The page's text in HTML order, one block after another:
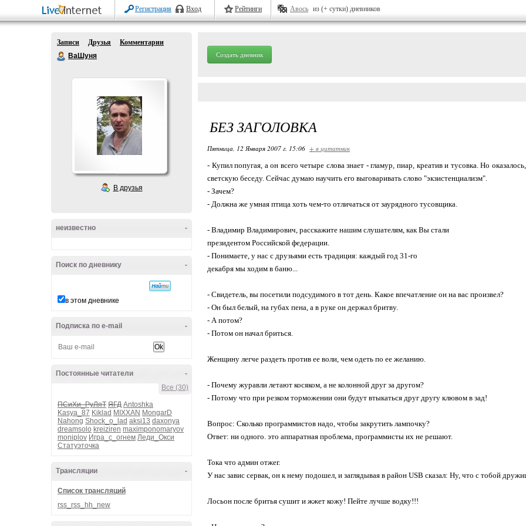
Регистрация Вход Рейтинги Авось из (+ сутки) дневников
Записи Друзья
Комментарии
ВаШуня
В друзья
-
неизвестно
-
Поиск по дневнику
в этом дневнике
-
Подписка по e-mail
-
Постоянные читатели
Все (30)
ПСиХи_РуЛяТ ЯГД Antoshka
Kasya_87 Kiklad MIXXAN MongarD
Nahong Shock_o_lad aksi13 daxonya
dreamsolo kreiziren maximponomaryov
moniplov Игра_с_огнем Леди_Окси
Статуэточка
-
Трансляции
Список трансляций
rss_rss_hh_new
Создать дневник
БЕЗ ЗАГОЛОВКА
Пятница, 12 Января 2007 г. 15:06 + в цитатник
- Купил попугая, а он всего четыре слова знает - гламур, пиар, креатив и тусовка. Но
светскую беседу. Сейчас думаю научить его выговаривать слово "экзистенциализм".
- Зачем?
- Должна же умная птица хоть чем-то отличаться от заурядного тусовщика.
- Владимир Владимирович, расскажите нашим слушателям, как Вы стали
президентом Российской федерации.
- Понимаете, у нас с друзьями есть традиция: каждый год 31-го
декабря мы ходим в баню...
- Свидетель, вы посетили подсудимого в тот день. Какое впечатление он на вас произвел?
- Он был белый, на губах пена, а в руке он держал бритву.
- А потом?
- Потом он начал бриться.
Женщину легче раздеть против ее воли, чем одеть по ее желанию.
- Почему журавли летают косяком, а не колонной друг за другом?
- Потому что при резком торможении они будут втыкаться друг другу клювом в зад!
Вопрос: Сколько программистов надо, чтобы закрутить лампочку?
Ответ: ни одного. это аппаратная проблема, программисты их не решают.
Тока что админ отжег.
У нас завис сервак, он к нему подошел, и заглядывая в район USB сказал: Ну, что с тобой
Лосьон после бритья сушит и жжет кожу! Пейте лучше водку!!!